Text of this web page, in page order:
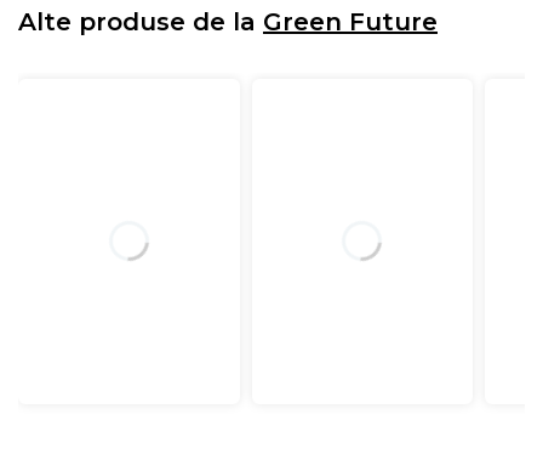
Spuma poliuretanica elastica cu celulatie deschisa
Mod de ambalare
: Folie plastic. Husa textile de
Alte produse de la Green Future